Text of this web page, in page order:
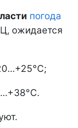
погода
ожидается